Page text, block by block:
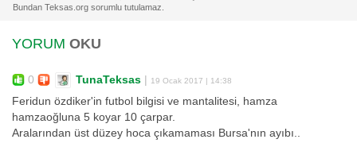
YORUM OKU
0 TunaTeksas | 19 Ocak 2017 | 14:38
Feridun özdiker'in futbol bilgisi ve mantalitesi, hamza
hamzaoğluna 5 koyar 10 çarpar.
Aralarından üst düzey hoca çıkamaması Bursa'nın ayıbı..